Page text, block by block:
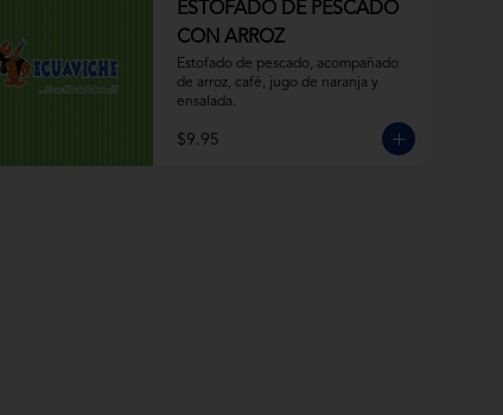
ESTOFADO DE PESCADO
CON ARROZ
Estofado de pescado, acompañado
de arroz, café, jugo de naranja y
ensalada.
$9.95